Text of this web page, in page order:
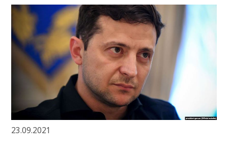
23.09.2021